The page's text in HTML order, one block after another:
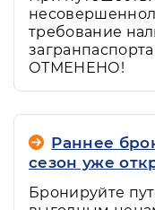
требование
ОТМЕНЕНО!
Раннее
сезон уже
Бронируйте